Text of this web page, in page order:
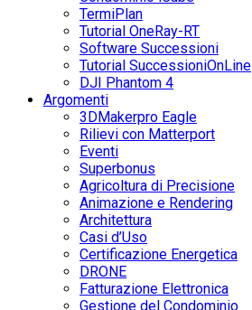
TermiPlan
Tutorial OneRay-RT
Software Successioni
Tutorial SuccessioniOnLine
DJI Phantom 4
Argomenti
3DMakerpro Eagle
Rilievi con Matterport
Eventi
Superbonus
Agricoltura di Precisione
Animazione e Rendering
Architettura
Casi d’Uso
Certificazione Energetica
DRONE
Fatturazione Elettronica
Gestione del Condominio